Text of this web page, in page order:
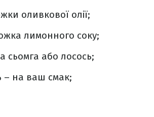
оливкової олії;
лимонного соку;
сьомга або лосось;
– на ваш смак;